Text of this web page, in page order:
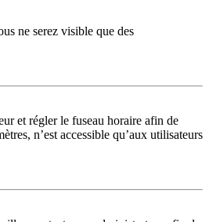
ne serez visible que des
et régler le fuseau horaire afin de
n’est accessible qu’aux utilisateurs